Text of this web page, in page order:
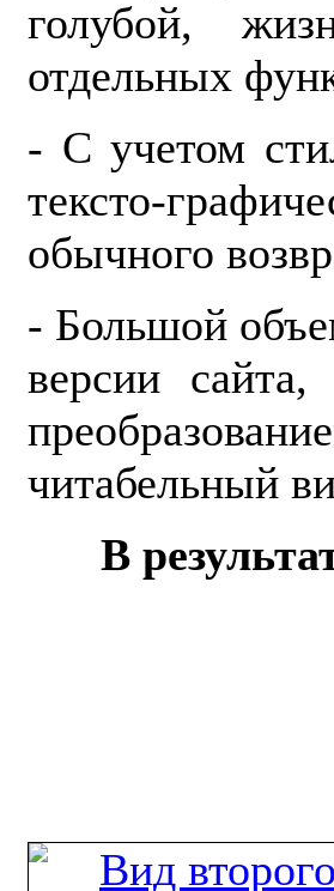
голубой,
отдельных
- С учетом
тексто-
обычного
- Большой
версии
читабельный
В